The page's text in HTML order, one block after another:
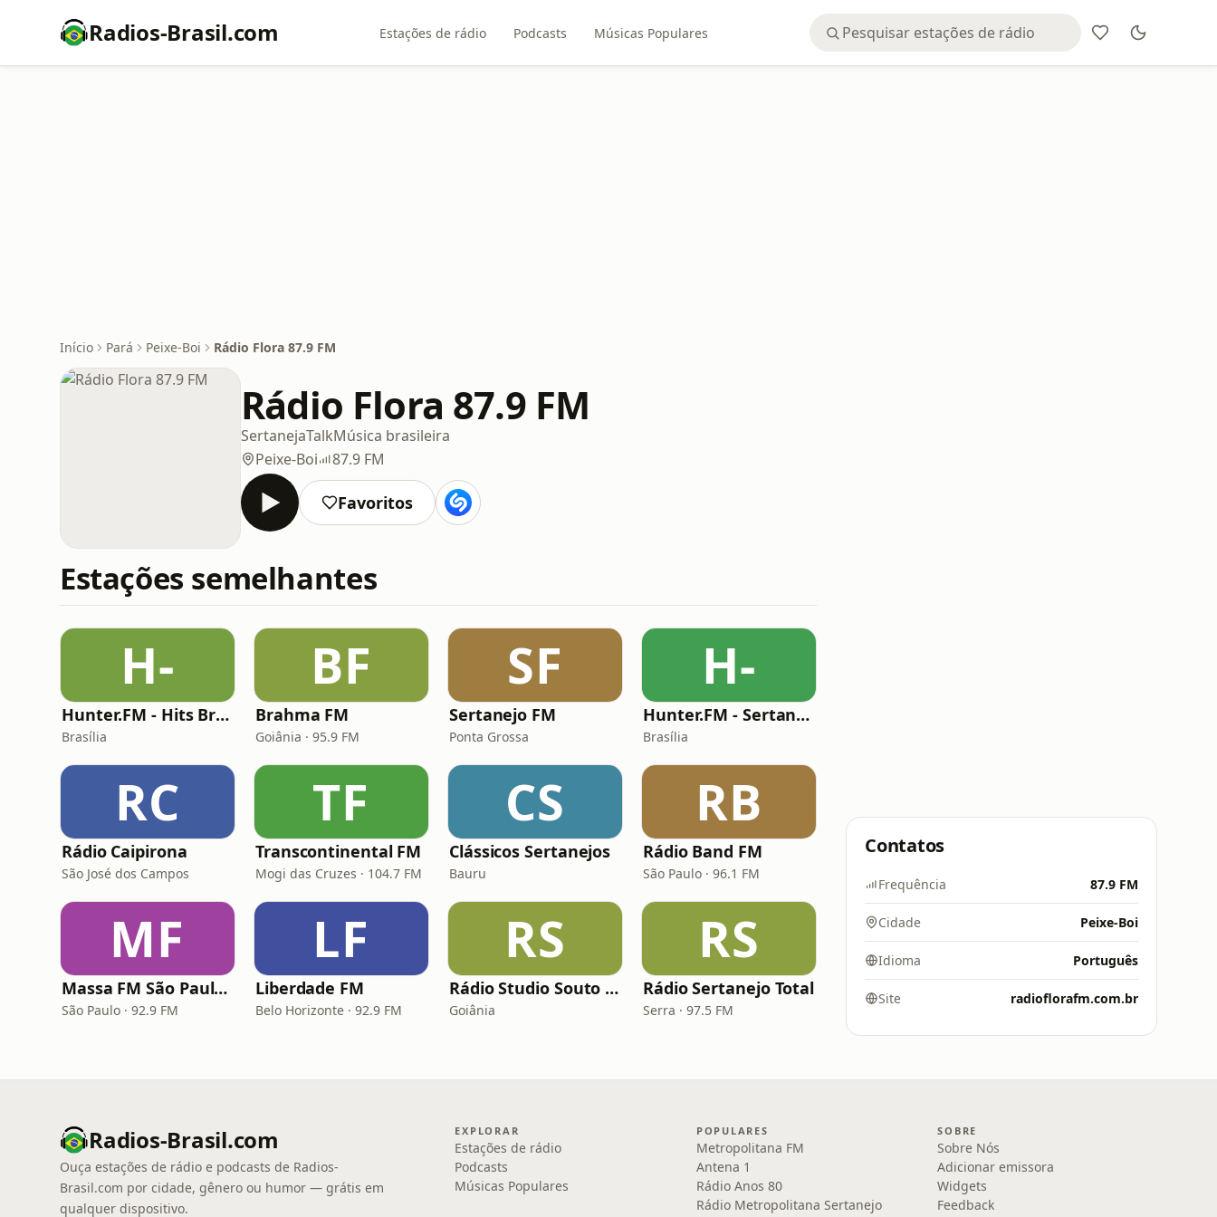
Radios-Brasil.com Estações de rádio Podcasts Músicas Populares
Início Pará Peixe-Boi Rádio Flora 87.9 FM
Rádio Flora 87.9 FM
SertanejaTalkMúsica brasileira
Peixe-Boi
87.9 FM
Favoritos
Estações semelhantes
H-
Hunter.FM - Hits Brasil
Brasília
BF
Brahma FM
Goiânia · 95.9 FM
SF
Sertanejo FM
Ponta Grossa
H-
Hunter.FM - Sertanejo
Brasília
RC
Rádio Caipirona
São José dos Campos
TF
Transcontinental FM
Mogi das Cruzes · 104.7 FM
CS
Clássicos Sertanejos
Bauru
RB
Rádio Band FM
São Paulo · 96.1 FM
MF
Massa FM São Paulo 92.9
São Paulo · 92.9 FM
LF
Liberdade FM
Belo Horizonte · 92.9 FM
RS
Rádio Studio Souto - Sertaneja
Goiânia
RS
Rádio Sertanejo Total
Serra · 97.5 FM
Contatos
Frequência 87.9 FM
Cidade Peixe-Boi
Idioma Português
Site radioflorafm.com.br
Radios-Brasil.com
Ouça estações de rádio e podcasts de Radios-
Brasil.com por cidade, gênero ou humor — grátis em
qualquer dispositivo.
EXPLORAR
Estações de rádio
Podcasts
Músicas Populares
POPULARES
Metropolitana FM
Antena 1
Rádio Anos 80
Rádio Metropolitana Sertanejo
SOBRE
Sobre Nós
Adicionar emissora
Widgets
Feedback